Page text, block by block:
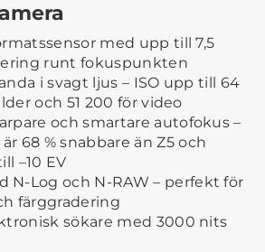
med upp till 7,5
runt fokuspunkten
i svagt ljus – ISO upp till 64
och 51 200 för video
och smartare autofokus –
68 % snabbare än Z5 och
–10 EV
N-Log och N-RAW – perfekt för
färggradering
sökare med 3000 nits